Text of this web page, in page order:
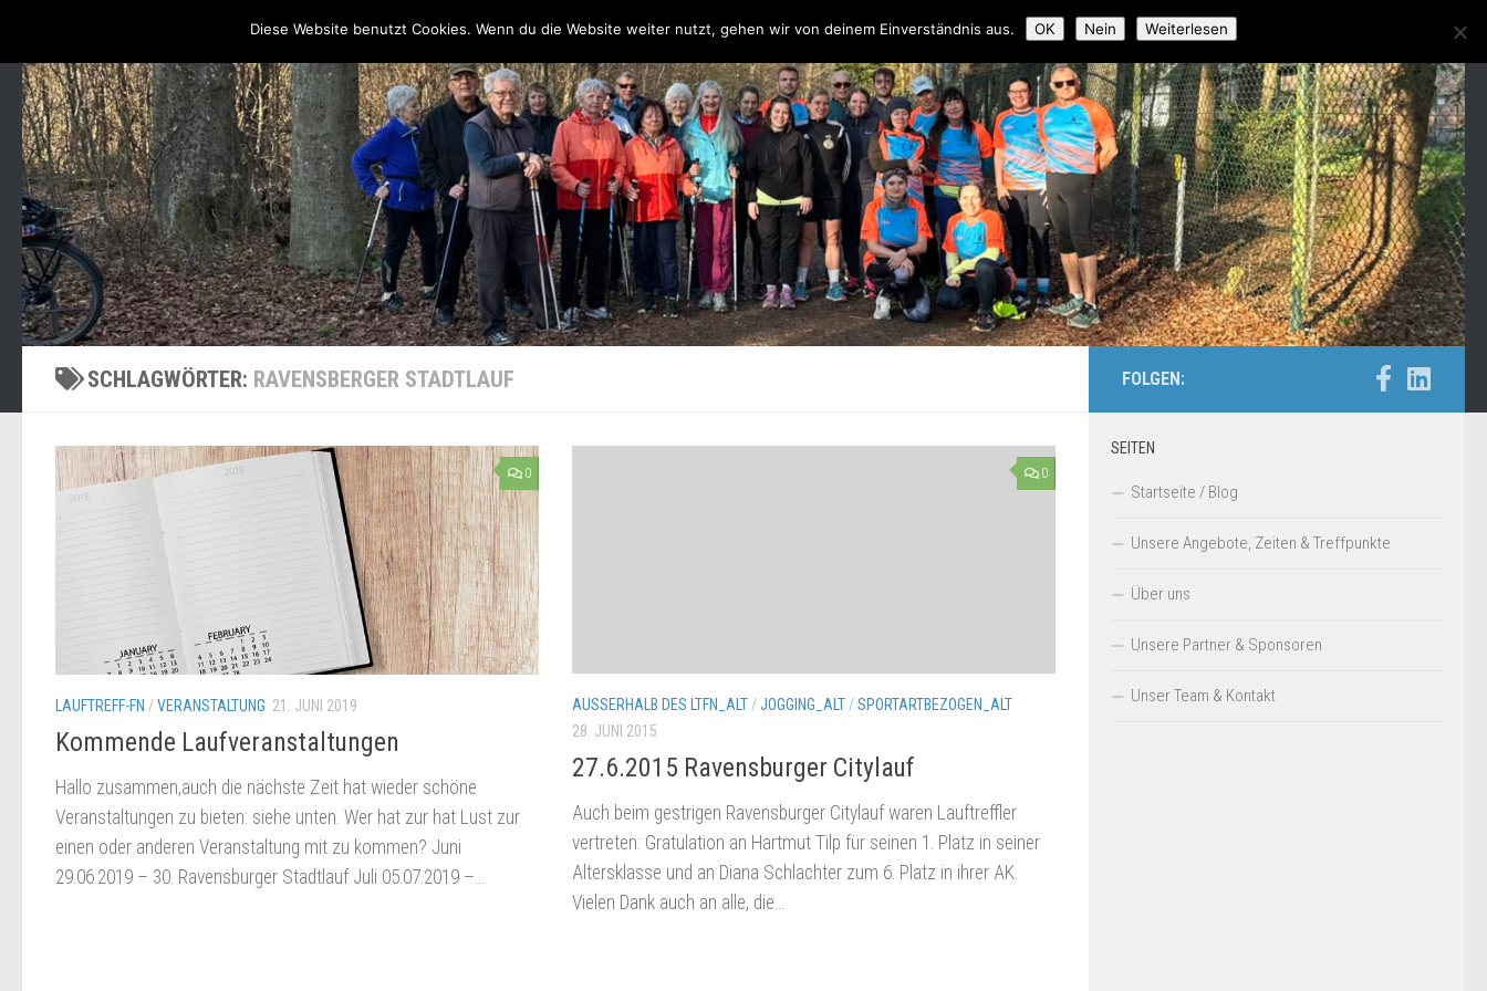
Unsere Angebote, Zeiten & Treffpunkte Über uns Unsere Partner & Sponsoren Unser Team & Kontakt
SCHLAGWÖRTER: RAVENSBERGER STADTLAUF
0
LAUFTREFF-FN /VERANSTALTUNG 21. JUNI 2019
Kommende Laufveranstaltungen
Hallo zusammen,auch die nächste Zeit hat wieder schöne
Veranstaltungen zu bieten: siehe unten. Wer hat zur hat Lust zur
einen oder anderen Veranstaltung mit zu kommen? Juni
29.06.2019 – 30. Ravensburger Stadtlauf Juli 05.07.2019 –...
0
AUSSERHALB DES LTFN_ALT /JOGGING_ALT/SPORTARTBEZOGEN_ALT
28. JUNI 2015
27.6.2015 Ravensburger Citylauf
Auch beim gestrigen Ravensburger Citylauf waren Lauftreffler
vertreten: Gratulation an Hartmut Tilp für seinen 1. Platz in seiner
Altersklasse und an Diana Schlachter zum 6. Platz in ihrer AK.
Vielen Dank auch an alle, die...
FOLGEN:
SEITEN
Startseite / Blog
Unsere Angebote, Zeiten & Treffpunkte
Über uns
Unsere Partner & Sponsoren
Unser Team & Kontakt
Diese Website benutzt Cookies. Wenn du die Website weiter nutzt, gehen wir von deinem Einverständnis aus. OK Nein Weiterlesen